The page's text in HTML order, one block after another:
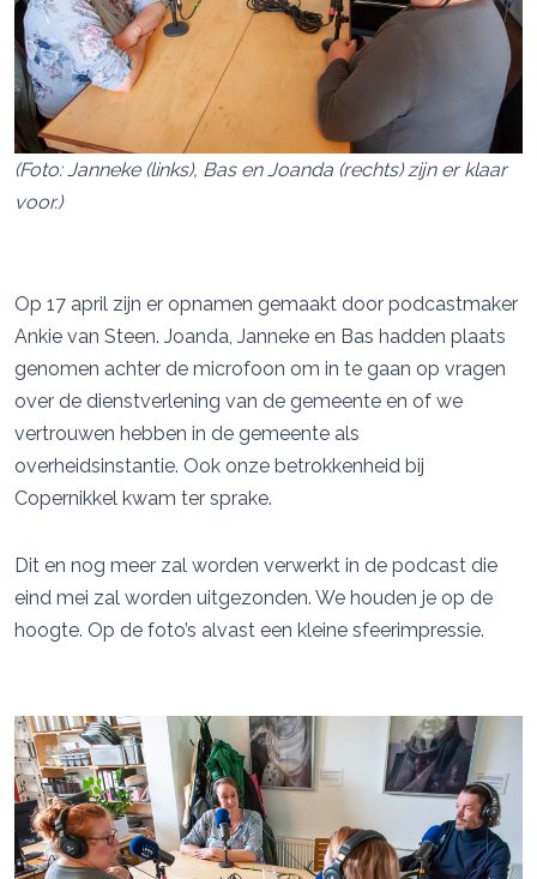
(Foto: Janneke (links), Bas en Joanda (rechts) zijn er klaar
voor.)
Op 17 april zijn er opnamen gemaakt door podcastmaker
Ankie van Steen. Joanda, Janneke en Bas hadden plaats
genomen achter de microfoon om in te gaan op vragen
over de dienstverlening van de gemeente en of we
vertrouwen hebben in de gemeente als
overheidsinstantie. Ook onze betrokkenheid bij
Copernikkel kwam ter sprake.
Dit en nog meer zal worden verwerkt in de podcast die
eind mei zal worden uitgezonden. We houden je op de
hoogte. Op de foto’s alvast een kleine sfeerimpressie.